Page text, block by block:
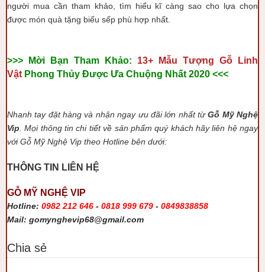
người mua cần tham khảo, tìm hiểu kĩ càng sao cho lựa chọn
được món quà tặng biếu sếp phù hợp nhất.
>>> Mời Bạn Tham Khảo: 13+ Mẫu Tượng Gỗ Linh
Vật Phong Thủy Được Ưa Chuộng Nhất 2020 <<<
Nhanh tay đặt hàng và nhận ngay ưu đãi lớn nhất từGỗ Mỹ Nghệ
Vip . Mọi thông tin chi tiết về sản phẩm quý khách hãy liên hệ ngay
với Gỗ Mỹ Nghệ Vip theo Hotline bên dưới:
THÔNG TIN LIÊN HỆ
GỖ MỸ NGHỆ VIP
Hotline: 0982 212 646 - 0818 999 679 - 0849838858
Mail: gomynghevip68@gmail.com
Chia sẻ